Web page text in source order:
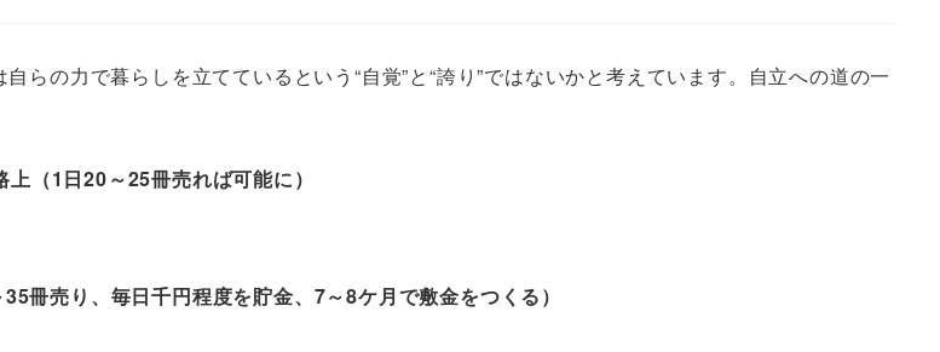
らの力で暮らしを立てているという“自覚”と“誇り”ではないかと考えています。自立への道の一
（1日20～25冊売れば可能に）
売り、毎日千円程度を貯金、7～8ケ月で敷金をつくる）